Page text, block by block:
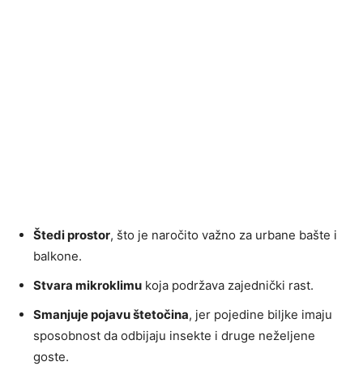
Štedi prostor, što je naročito važno za urbane bašte i
balkone.
Stvara mikroklimu koja podržava zajednički rast.
Smanjuje pojavu štetočina, jer pojedine biljke imaju
sposobnost da odbijaju insekte i druge neželjene
goste.